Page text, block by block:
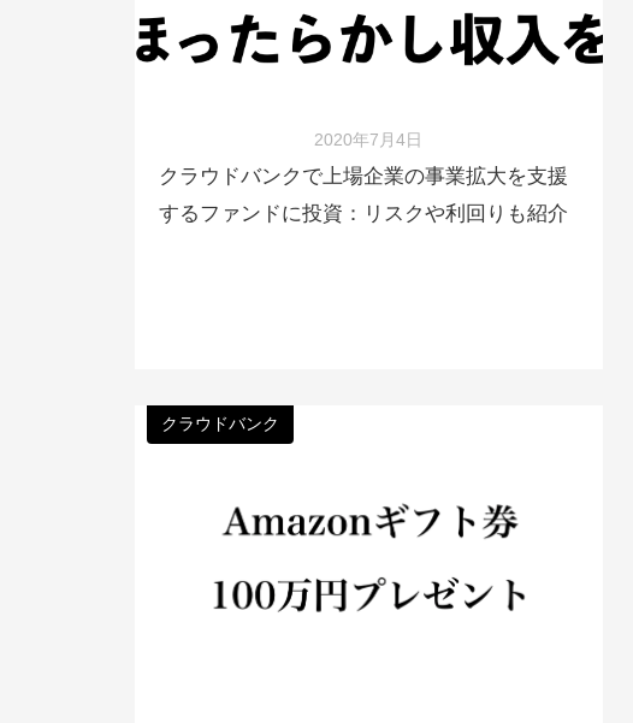
2020年7月4日
クラウドバンクで上場企業の事業拡大を支援
するファンドに投資：リスクや利回りも紹介
クラウドバンク